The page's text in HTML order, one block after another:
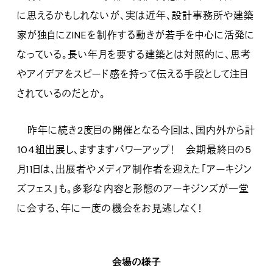
に思えるかもしれないが、実は近年、設計事務所や建築
家が独自にZINEを制作する動きが若手を中心に活発に
なっている。長い年月を要する建築とは対照的に、思考
やアイデアをスピード感を持って伝える手段として注目
されているのだとか。
昨年に続き2度目の開催となる今回は、国内外から計
104組出展し、ますますパワーアップ！ 会期最終日の5
月11日は、出展者やメディア制作者を迎えた「アーキジン
ズフェス」も。多彩な内容と形態のアーキジンズが一堂
に会する、年に一度の機会をお見逃しなく！
会場の様子